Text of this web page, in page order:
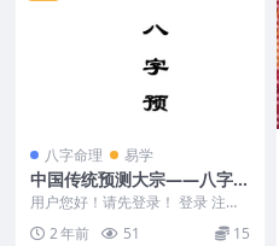
八字命理 易学
中国传统预测大宗——八字预
测学·魏清(清清流水)
用户您好！请先登录！ 登录 注册
中国传统预测大宗——八字预测学
·魏清(清清流水...
2 年前 51 15